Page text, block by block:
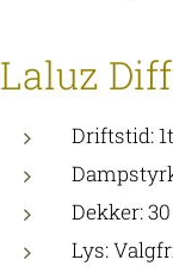
Laluz
Driftstid:
Dekker:
Lys: